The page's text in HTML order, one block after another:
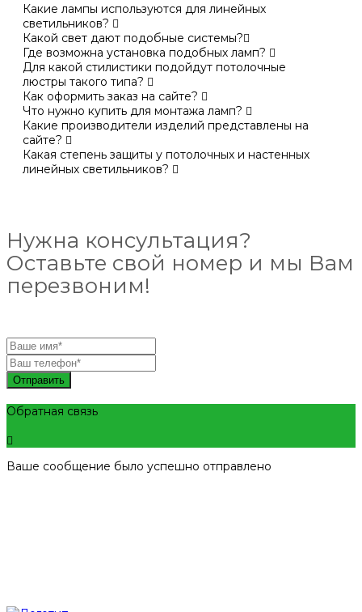
Какие лампы используются для линейных
светильников?
Какой свет дают подобные системы?
Где возможна установка подобных ламп?
Для какой стилистики подойдут потолочные
люстры такого типа?
Как оформить заказ на сайте?
Что нужно купить для монтажа ламп?
Какие производители изделий представлены на
сайте?
Какая степень защиты у потолочных и настенных
линейных светильников?
Нужна консультация?
Оставьте свой номер и мы Вам
перезвоним!
Отправить
Обратная связь
Ваше сообщение было успешно отправлено